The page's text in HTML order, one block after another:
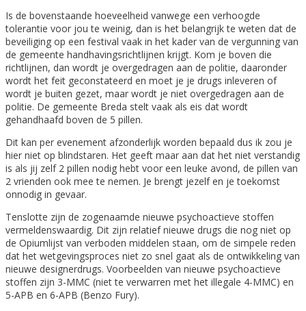
Is de bovenstaande hoeveelheid vanwege een verhoogde
tolerantie voor jou te weinig, dan is het belangrijk te weten dat de
beveiliging op een festival vaak in het kader van de vergunning van
de gemeente handhavingsrichtlijnen krijgt. Kom je boven die
richtlijnen, dan wordt je overgedragen aan de politie, daaronder
wordt het feit geconstateerd en moet je je drugs inleveren of
wordt je buiten gezet, maar wordt je niet overgedragen aan de
politie. De gemeente Breda stelt vaak als eis dat wordt
gehandhaafd boven de 5 pillen.
Dit kan per evenement afzonderlijk worden bepaald dus ik zou je
hier niet op blindstaren. Het geeft maar aan dat het niet verstandig
is als jij zelf 2 pillen nodig hebt voor een leuke avond, de pillen van
2 vrienden ook mee te nemen. Je brengt jezelf en je toekomst
onnodig in gevaar.
Tenslotte zijn de zogenaamde nieuwe psychoactieve stoffen
vermeldenswaardig. Dit zijn relatief nieuwe drugs die nog niet op
de Opiumlijst van verboden middelen staan, om de simpele reden
dat het wetgevingsproces niet zo snel gaat als de ontwikkeling van
nieuwe designerdrugs. Voorbeelden van nieuwe psychoactieve
stoffen zijn 3-MMC (niet te verwarren met het illegale 4-MMC) en
5-APB en 6-APB (Benzo Fury).